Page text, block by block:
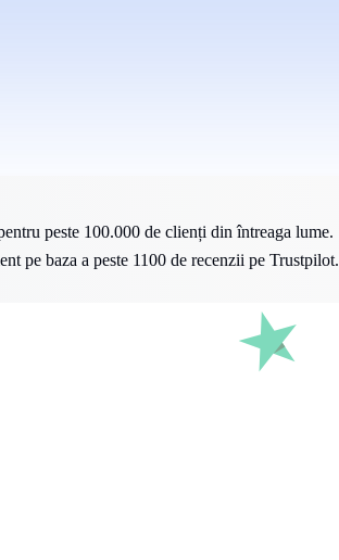
peste 100.000 de clienți din întreaga lume.
pe baza a peste 1100 de recenzii pe Trustpilot.